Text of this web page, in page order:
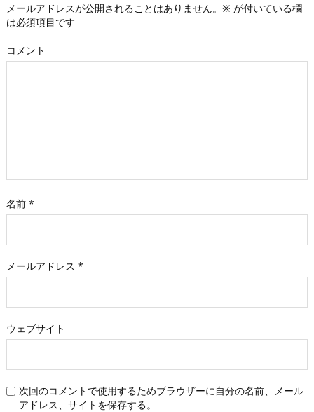
メールアドレスが公開されることはありません。 ※ が付いている欄
は必須項目です
コメント
名前 *
メールアドレス *
ウェブサイト
次回のコメントで使用するためブラウザーに自分の名前、メール
アドレス、サイトを保存する。